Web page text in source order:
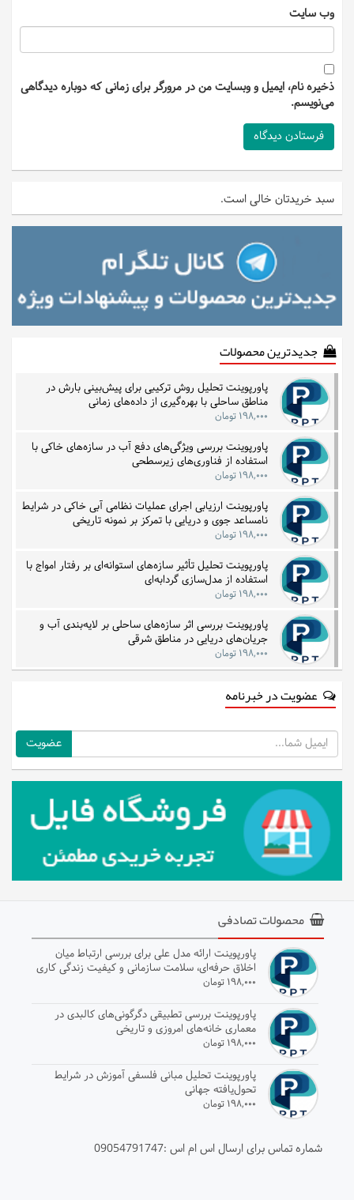
وب‌ سایت
ذخیره نام، ایمیل و وبسایت من در مرورگر برای زمانی که دوباره دیدگاهی
می‌نویسم.
سبد خریدتان خالی است.
جدیدترین محصولات
پاورپوینت تحلیل روش ترکیبی برای پیش‌بینی بارش در
مناطق ساحلی با بهره‌گیری از داده‌های زمانی
۱۹۸,۰۰۰ تومان
پاورپوینت بررسی ویژگی‌های دفع آب در سازه‌های خاکی با
استفاده از فناوری‌های زیرسطحی
۱۹۸,۰۰۰ تومان
پاورپوینت ارزیابی اجرای عملیات نظامی آبی خاکی در شرایط
نامساعد جوی و دریایی با تمرکز بر نمونه تاریخی
۱۹۸,۰۰۰ تومان
پاورپوینت تحلیل تأثیر سازه‌های استوانه‌ای بر رفتار امواج با
استفاده از مدل‌سازی گردابه‌ای
۱۹۸,۰۰۰ تومان
پاورپوینت بررسی اثر سازه‌های ساحلی بر لایه‌بندی آب و
جریان‌های دریایی در مناطق شرقی
۱۹۸,۰۰۰ تومان
عضویت در خبرنامه
ایمیل
محصولات تصادفی
پاورپوینت ارائه مدل علی برای بررسی ارتباط میان
اخلاق حرفه‌ای، سلامت سازمانی و کیفیت زندگی کاری
در آموزش عالی
۱۹۸,۰۰۰ تومان
پاورپوینت بررسی تطبیقی دگرگونی‌های کالبدی در
معماری خانه‌های امروزی و تاریخی
۱۹۸,۰۰۰ تومان
پاورپوینت تحلیل مبانی فلسفی آموزش در شرایط
تحول‌یافته جهانی
۱۹۸,۰۰۰ تومان
شماره تماس برای ارسال اس ام اس :09054791747